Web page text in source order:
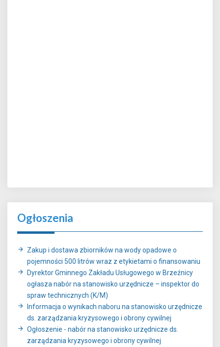
Ogłoszenia
Zakup i dostawa zbiorników na wody opadowe o
pojemności 500 litrów wraz z etykietami o finansowaniu
Dyrektor Gminnego Zakładu Usługowego w Brzeźnicy
ogłasza nabór na stanowisko urzędnicze – inspektor do
spraw technicznych (K/M)
Informacja o wynikach naboru na stanowisko urzędnicze
ds. zarządzania kryzysowego i obrony cywilnej
Ogłoszenie - nabór na stanowisko urzędnicze ds.
zarządzania kryzysowego i obrony cywilnej